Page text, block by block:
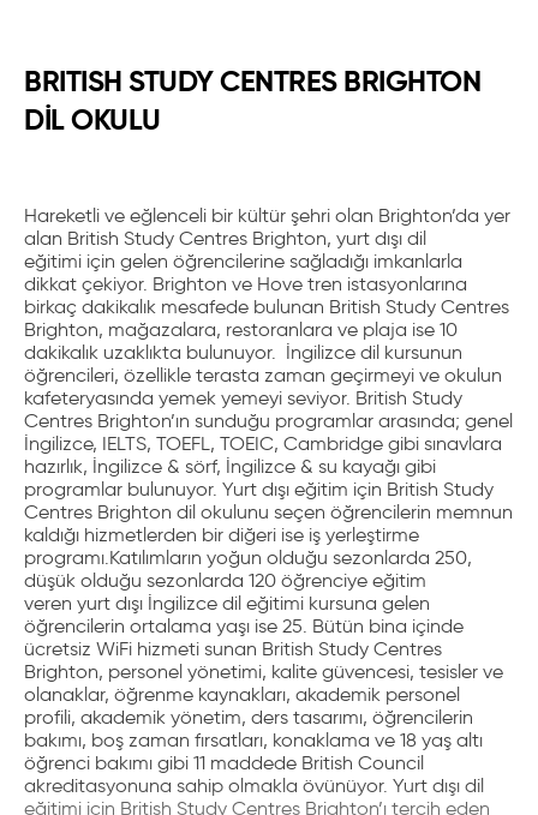
BRITISH STUDY CENTRES BRIGHTON
DİL OKULU
Hareketli ve eğlenceli bir kültür şehri olan Brighton’da yer
alan British Study Centres Brighton, yurt dışı dil
eğitimi için gelen öğrencilerine sağladığı imkanlarla
dikkat çekiyor. Brighton ve Hove tren istasyonlarına
birkaç dakikalık mesafede bulunan British Study Centres
Brighton, mağazalara, restoranlara ve plaja ise 10
dakikalık uzaklıkta bulunuyor. İngilizce dil kursunun
öğrencileri, özellikle terasta zaman geçirmeyi ve okulun
kafeteryasında yemek yemeyi seviyor. British Study
Centres Brighton’ın sunduğu programlar arasında; genel
İngilizce, IELTS, TOEFL, TOEIC, Cambridge gibi sınavlara
hazırlık, İngilizce & sörf, İngilizce & su kayağı gibi
programlar bulunuyor. Yurt dışı eğitim için British Study
Centres Brighton dil okulunu seçen öğrencilerin memnun
kaldığı hizmetlerden bir diğeri ise iş yerleştirme
programı.Katılımların yoğun olduğu sezonlarda 250,
düşük olduğu sezonlarda 120 öğrenciye eğitim
veren yurt dışı İngilizce dil eğitimi kursuna gelen
öğrencilerin ortalama yaşı ise 25. Bütün bina içinde
ücretsiz WiFi hizmeti sunan British Study Centres
Brighton, personel yönetimi, kalite güvencesi, tesisler ve
olanaklar, öğrenme kaynakları, akademik personel
profili, akademik yönetim, ders tasarımı, öğrencilerin
bakımı, boş zaman fırsatları, konaklama ve 18 yaş altı
öğrenci bakımı gibi 11 maddede British Council
akreditasyonuna sahip olmakla övünüyor. Yurt dışı dil
eğitimi için British Study Centres Brighton’ı tercih eden